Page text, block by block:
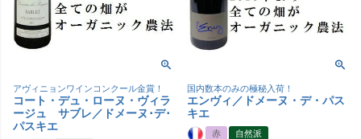
アヴィニョンワインコンクール金賞！
コート・デュ・ローヌ・ヴィラ
ージュ サブレ／ドメーヌ･デ･
パスキエ
国内数本のみの極秘入荷！
エンヴィ／ドメーヌ・デ・パス
キエ
赤
自然派